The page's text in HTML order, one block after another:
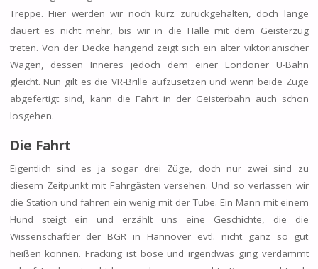
Treppe. Hier werden wir noch kurz zurückgehalten, doch lange
dauert es nicht mehr, bis wir in die Halle mit dem Geisterzug
treten. Von der Decke hängend zeigt sich ein alter viktorianischer
Wagen, dessen Inneres jedoch dem einer Londoner U-Bahn
gleicht. Nun gilt es die VR-Brille aufzusetzen und wenn beide Züge
abgefertigt sind, kann die Fahrt in der Geisterbahn auch schon
losgehen.
Die Fahrt
Eigentlich sind es ja sogar drei Züge, doch nur zwei sind zu
diesem Zeitpunkt mit Fahrgästen versehen. Und so verlassen wir
die Station und fahren ein wenig mit der Tube. Ein Mann mit einem
Hund steigt ein und erzählt uns eine Geschichte, die die
Wissenschaftler der BGR in Hannover evtl. nicht ganz so gut
heißen können. Fracking ist böse und irgendwas ging verdammt